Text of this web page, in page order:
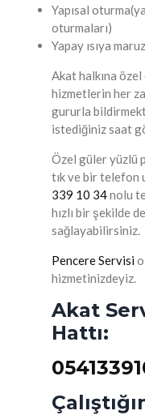
Yapısal
oturmaları)
Yapay ısıya
Akat halkına
hizmetlerin her
gururla
istediğiniz saat
Özel güler yüzlü
tık ve bir telefon
339 10 34nolu
hızlı bir şekilde
sağlayabilirsiniz.
Pencere Servisi
hizmetinizdeyiz.
Akat
Hattı: